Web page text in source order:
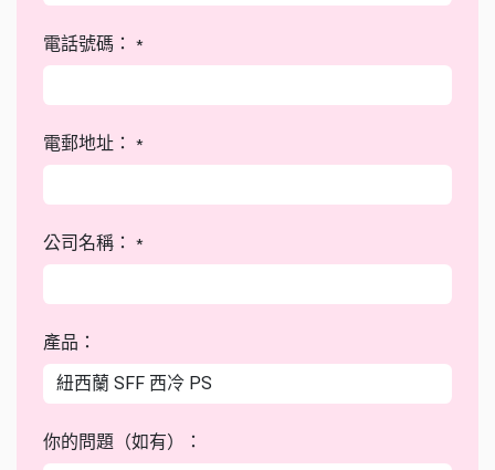
電話號碼： *
電郵地址： *
公司名稱： *
產品：
你的問題（如有）：